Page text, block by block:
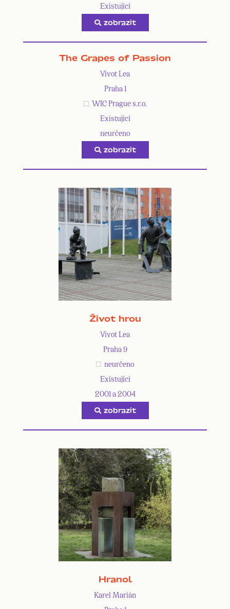
Existující
zobrazit
The Grapes of Passion
Vivot Lea
Praha 1
WIC Prague s.r.o.
Existující
neurčeno
zobrazit
Život hrou
Vivot Lea
Praha 9
neurčeno
Existující
2001 a 2004
zobrazit
Hranol
Karel Marián